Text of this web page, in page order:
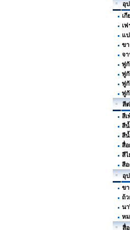
อุ
เกี
เ
แ
ข
จ
พู่
พู่
พู่
พู่
สี
สี
สีน้
สี
สื่
สีไ
สี
อุ
ขา
ถ้ว
นา
ห
สื่